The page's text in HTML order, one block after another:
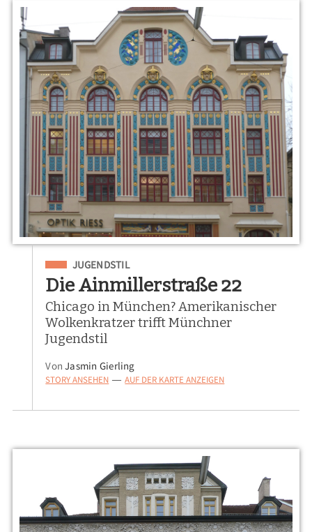
Eingeordnet unter
JUGENDSTIL
Die Ainmillerstraße 22
Chicago in München? Amerikanischer
Wolkenkratzer trifft Münchner
Jugendstil
VonJasmin Gierling
STORY ANSEHEN — AUF DER KARTE ANZEIGEN